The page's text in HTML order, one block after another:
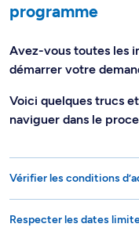
programme
Avez-vous toutes les
démarrer votre
Voici quelques trucs
naviguer dans le
Vérifier les conditions
Respecter les dates